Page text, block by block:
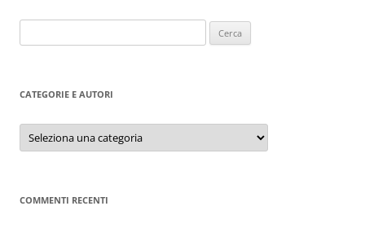
per:
CATEGORIE E AUTORI
Categorie
autori
COMMENTI RECENTI